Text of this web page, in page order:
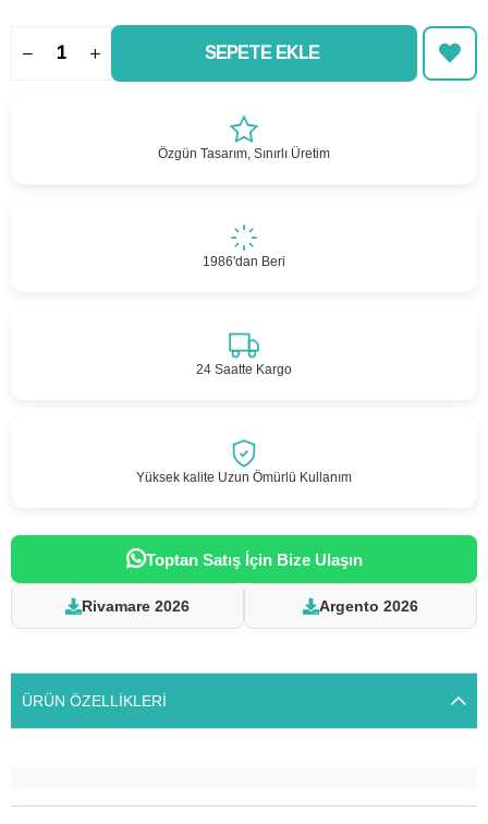
Özgün Tasarım, Sınırlı Üretim
1986'dan Beri
24 Saatte Kargo
Yüksek kalite Uzun Ömürlü Kullanım
Toptan Satış İçin Bize Ulaşın
Rivamare 2026 Argento 2026
ÜRÜN ÖZELLIKLERI